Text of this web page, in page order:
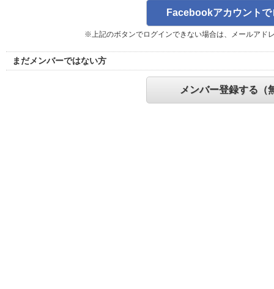
Facebookアカウントで
※上記のボタンでログインできない場合は、メールアド
まだメンバーではない方
メンバー登録する（